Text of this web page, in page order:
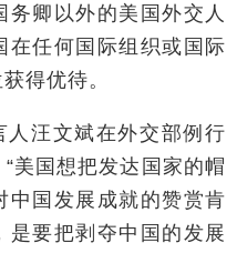
卿以外的美国外交人
在任何国际组织或国际
得优待。
人汪文斌在外交部例行
美国想把发达国家的帽
中国发展成就的赞赏肯
是要把剥夺中国的发展